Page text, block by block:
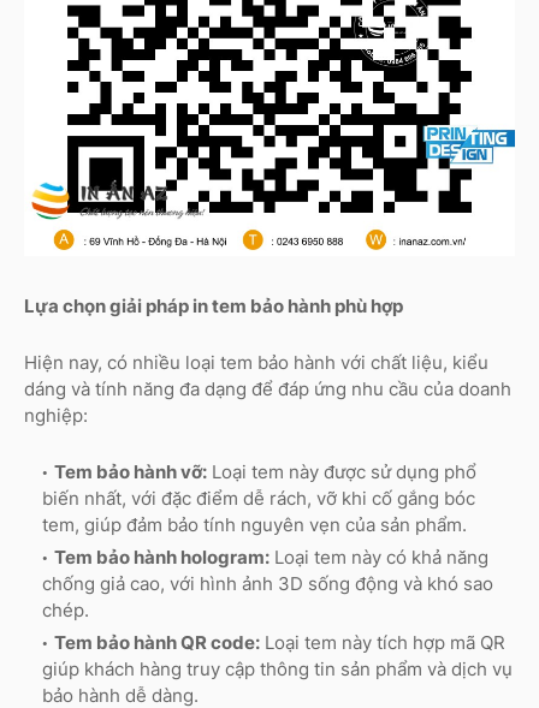
Lựa chọn giải pháp in tem bảo hành phù hợp
Hiện nay, có nhiều loại tem bảo hành với chất liệu, kiểu
dáng và tính năng đa dạng để đáp ứng nhu cầu của doanh
nghiệp:
Tem bảo hành vỡ: Loại tem này được sử dụng phổ
biến nhất, với đặc điểm dễ rách, vỡ khi cố gắng bóc
tem, giúp đảm bảo tính nguyên vẹn của sản phẩm.
Tem bảo hành hologram: Loại tem này có khả năng
chống giả cao, với hình ảnh 3D sống động và khó sao
chép.
Tem bảo hành QR code: Loại tem này tích hợp mã QR
giúp khách hàng truy cập thông tin sản phẩm và dịch vụ
bảo hành dễ dàng.